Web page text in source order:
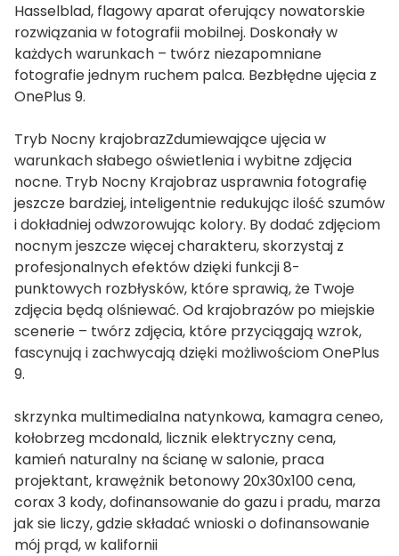
Hasselblad, flagowy aparat oferujący nowatorskie
rozwiązania w fotografii mobilnej. Doskonały w
każdych warunkach – twórz niezapomniane
fotografie jednym ruchem palca. Bezbłędne ujęcia z
OnePlus 9.
Tryb Nocny krajobrazZdumiewające ujęcia w
warunkach słabego oświetlenia i wybitne zdjęcia
nocne. Tryb Nocny Krajobraz usprawnia fotografię
jeszcze bardziej, inteligentnie redukując ilość szumów
i dokładniej odwzorowując kolory. By dodać zdjęciom
nocnym jeszcze więcej charakteru, skorzystaj z
profesjonalnych efektów dzięki funkcji 8-
punktowych rozbłysków, które sprawią, że Twoje
zdjęcia będą olśniewać. Od krajobrazów po miejskie
scenerie – twórz zdjęcia, które przyciągają wzrok,
fascynują i zachwycają dzięki możliwościom OnePlus
9.
skrzynka multimedialna natynkowa, kamagra ceneo,
kołobrzeg mcdonald, licznik elektryczny cena,
kamień naturalny na ścianę w salonie, praca
projektant, krawężnik betonowy 20x30x100 cena,
corax 3 kody, dofinansowanie do gazu i pradu, marza
jak sie liczy, gdzie składać wnioski o dofinansowanie
mój prąd, w kalifornii